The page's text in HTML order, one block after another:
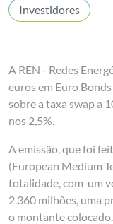
Investidores
A REN - Redes
euros em Euro
sobre a taxa swap a
nos 2,5%.
A emissão, que foi
(European Medium
totalidade, com um
2.360 milhões, uma
o montante colocado.